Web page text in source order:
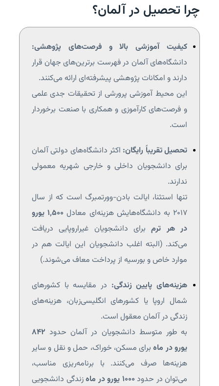
چرا تحصیل در آلمان؟
کیفیت آموزشی بالا و فرصت‌های پژوهشی:
دانشگاه‌های آلمان در فهرست برترین‌های جهان قرار
دارند و امکانات پژوهشی پیشرفته‌ای ارائه می‌کنند.
این محیط آموزشی پرورشی از تحقیقات جدی علمی
و فرصت‌های کارآموزی و همکاری با صنعت برخوردار
است.
تحصیل تقریباً رایگان: اکثر دانشگاه‌های دولتی آلمان
برای دانشجویان داخلی و خارجی شهریه معمولی
ندارند.
تنها استثنا، ایالت بادن-وورتمبرگ است که از سال
۲۰۱۷ به دانشگاه‌هایش هزینه‌ای معادل
۱٬۵۰۰ یورو
در هر ترمبرای دانشجویان غیراروپایی دریافت
می‌کند. (البته اغلب دانشجویان این ایالت هم در
موارد خاص و بورسیه از پرداخت معاف می‌شوند.)
هزینه‌های پایین زندگی: در مقایسه با کشورهای
شمال اروپا یا کشورهای انگلیسی‌زبان، هزینه‌های
زندگی در آلمان معقول است.
به طور متوسط دانشجویان در آلمان حدود ۸۴۲
یورو در ماهبرای مسکن، خوراک، حمل و نقل و سایر
هزینه‌ها صرف می‌کنند. با برنامه‌ریزی مناسب،
می‌توان در حدود ۱۰۰۰ یورو در ماه
زندگی دانشجویی